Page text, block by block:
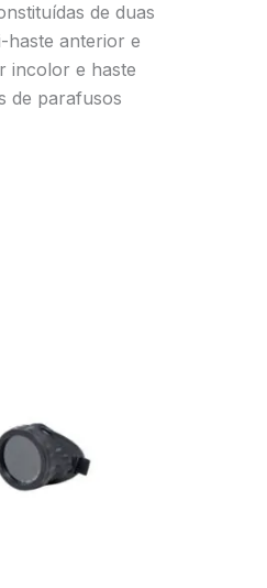
de duas
haste anterior e
incolor e haste
de parafusos